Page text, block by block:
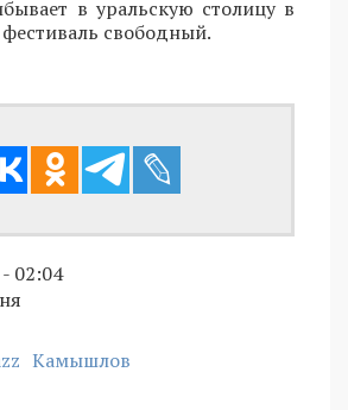
в уральскую столицу в
свободный.
02:04
Камышлов